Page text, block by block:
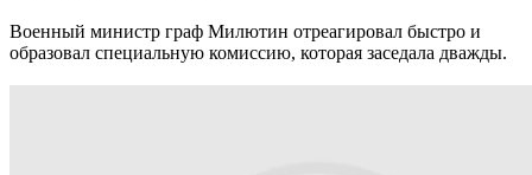
Военный министр граф Милютин отреагировал быстро и
образовал специальную комиссию, которая заседала дважды.